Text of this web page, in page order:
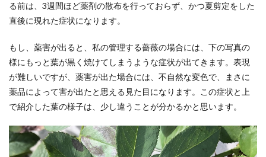
る前は、3週間ほど薬剤の散布を行っておらず、かつ夏剪定をした
直後に現れた症状になります。
もし、薬害が出ると、私の管理する薔薇の場合には、下の写真の
様にもっと葉が黒く焼けてしまうような症状が出てきます。表現
が難しいですが、薬害が出た場合には、不自然な変色で、まさに
薬品によって害が出たと思える見た目になります。この症状と上
で紹介した葉の様子は、少し違うことが分かるかと思います。